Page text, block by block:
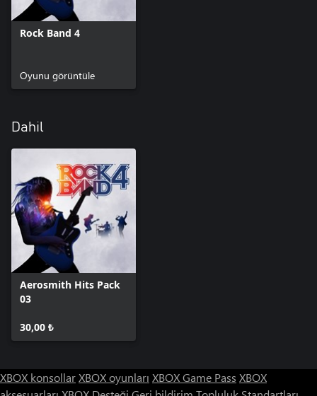
Rock Band 4
Oyunu görüntüle
Dahil
Aerosmith Hits Pack
03
30,00 ₺
XBOX konsollarXBOX oyunları XBOX Game Pass XBOX